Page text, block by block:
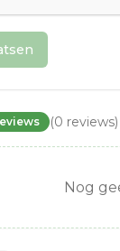
(0 reviews)
Nog